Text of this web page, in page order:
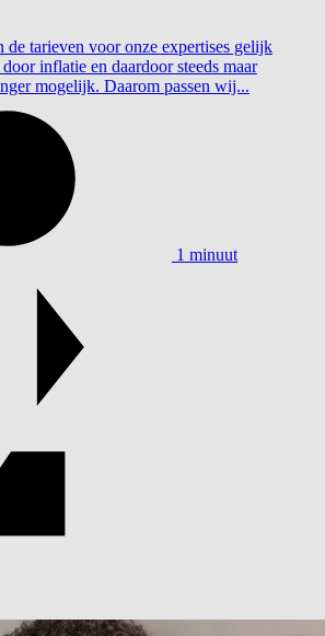
de tarieven voor onze expertises gelijk
inflatie en daardoor steeds maar
mogelijk. Daarom passen wij...
1 minuut